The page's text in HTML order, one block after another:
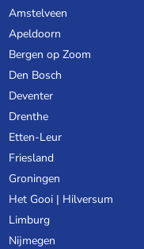
Amstelveen
Apeldoorn
Bergen op Zoom
Den Bosch
Deventer
Drenthe
Etten-Leur
Friesland
Groningen
Het Gooi | Hilversum
Limburg
Nijmegen